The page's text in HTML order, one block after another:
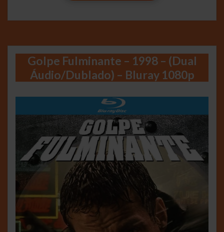
Golpe Fulminante – 1998 – (Dual
Áudio/Dublado) – Bluray 1080p